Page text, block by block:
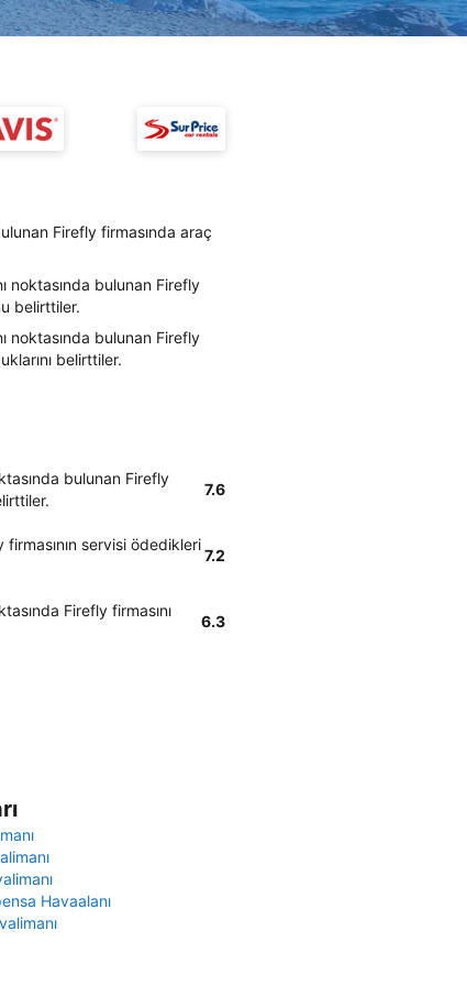
Firefly firmasında araç
noktasında bulunan Firefly
belirttiler.
noktasında bulunan Firefly
belirttiler.
bulunan Firefly
7.6
servisi ödedikleri
7.2
Firefly firmasını
6.3
Havaalanı